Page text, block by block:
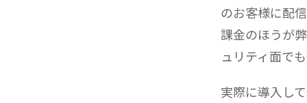
のお客様に配
課金のほうが
ュリティ面で
実際に導入し